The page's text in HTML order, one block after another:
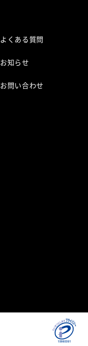
よくある質問
お知らせ
お問い合わせ